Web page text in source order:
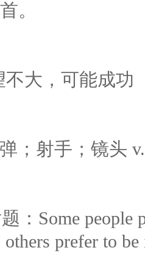
。
不大，可能成功
；射手；镜头
：Some people
others prefer to